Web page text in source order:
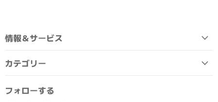
情報＆サービス
カテゴリー
フォローする